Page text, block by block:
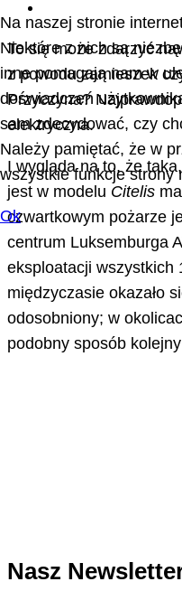
To się może zdarzyć
z powodu zamieszek
Przyczyna?
elektryczna.
I wygląda na to, że
jest w modelu Citelis
czwartkowym pożarze
centrum Luksemburga
eksploatacji wszystkich
międzyczasie okazało
odosobniony; w
podobny sposób
Nasz
Na naszej stronie
Niektóre z nich są
inne pomagają nam w
doświadczeń
sam zdecydować, czy
Należy pamiętać, że w
wszystkie funkcje strony
Ok